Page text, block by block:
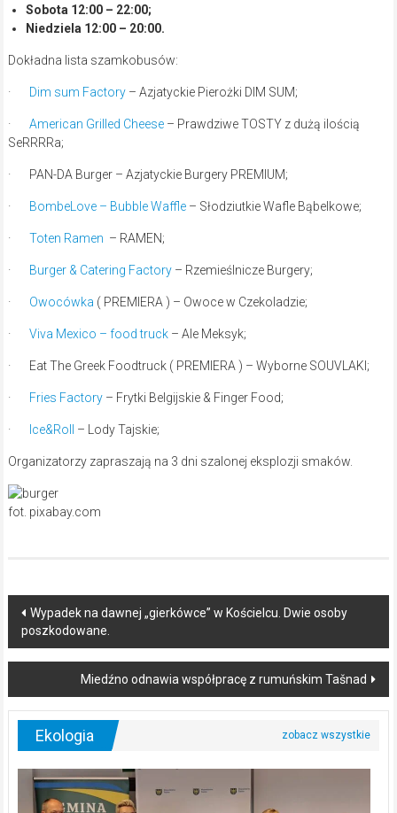
Sobota 12:00 – 22:00;
Niedziela 12:00 – 20:00.
Dokładna lista szamkobusów:
· Dim sum Factory– Azjatyckie Pierożki DIM SUM;
· American Grilled Cheese– Prawdziwe TOSTY z dużą ilością
SeRRRRa;
· PAN-DA Burger – Azjatyckie Burgery PREMIUM;
· BombeLove – Bubble Waffle– Słodziutkie Wafle Bąbelkowe;
· Toten Ramen – RAMEN;
· Burger & Catering Factory– Rzemieślnicze Burgery;
· Owocówka ( PREMIERA ) – Owoce w Czekoladzie;
· Viva Mexico – food truck– Ale Meksyk;
· Eat The Greek Foodtruck ( PREMIERA ) – Wyborne SOUVLAKI;
· Fries Factory– Frytki Belgijskie & Finger Food;
· Ice&Roll – Lody Tajskie;
Organizatorzy zapraszają na 3 dni szalonej eksplozji smaków.
fot. pixabay.com
Post
navigation
Wypadek na dawnej „gierkówce” w Kościelcu. Dwie osoby
poszkodowane.
Miedźno odnawia współpracę z rumuńskim Tašnad
Ekologia